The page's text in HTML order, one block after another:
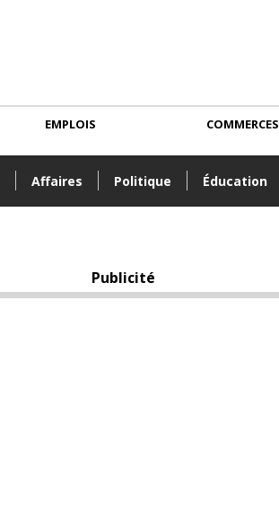
Affaires Politique Éducation
EMPLOIS COMMERCES
Publicité